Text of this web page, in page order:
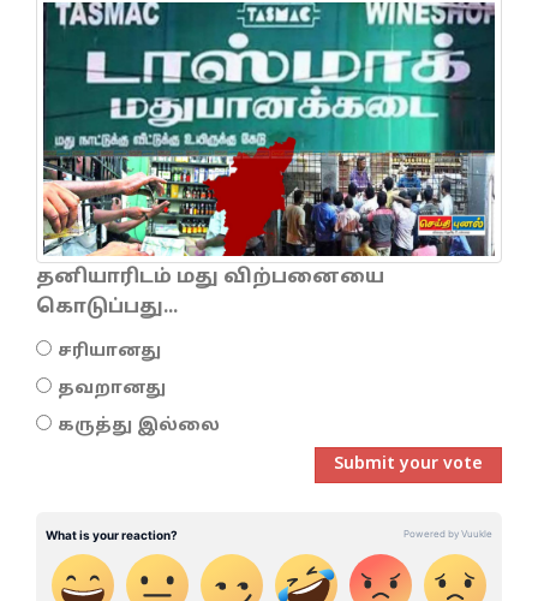
தனியாரிடம் மது விற்பனையை
கொடுப்பது...
சரியானது
தவறானது
கருத்து இல்லை
Submit your vote